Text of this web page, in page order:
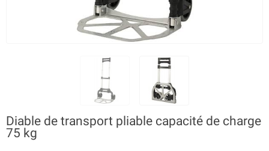
Diable de transport pliable capacité de charge
75 kg